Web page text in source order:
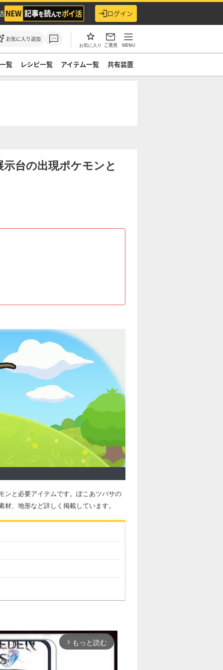
ログイン
お気に入り追加
お気に入り ご意見 MENU
覧 レシピ一覧 アイテム一覧 共有装置
台の出現ポケモンと
ンと必要アイテムです。ぽこあツバサの
、地形など詳しく掲載しています。
arrow_forward_ios もっと読む